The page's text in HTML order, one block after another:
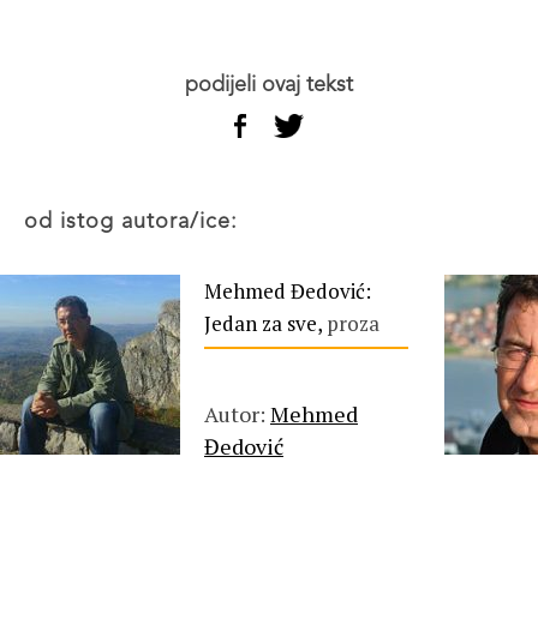
podijeli ovaj tekst
od istog autora/ice:
Mehmed Đedović:
Jedan za sve, proza
Autor: Mehmed
Đedović